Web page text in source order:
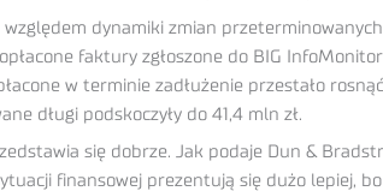
dynamiki zmian
faktury zgłoszone do BIG
w terminie zadłużenie przestało
długi podskoczyły do 41,4 mln zł.
się dobrze. Jak podaje Dun &
finansowej prezentują się dużo lepiej,